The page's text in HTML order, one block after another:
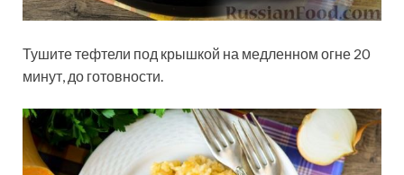
Тушите тефтели под крышкой на медленном огне 20
минут, до готовности.